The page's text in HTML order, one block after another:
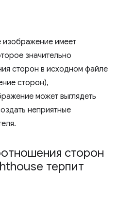
изображение имеет
значительно
сторон в исходном файле
сторон),
может выглядеть
неприятные
сторон
терпит